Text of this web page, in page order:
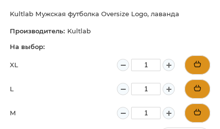
Kultlab Мужская футболка Oversize Logo, лаванда
Производитель: Kultlab
На выбор:
XL
L
M